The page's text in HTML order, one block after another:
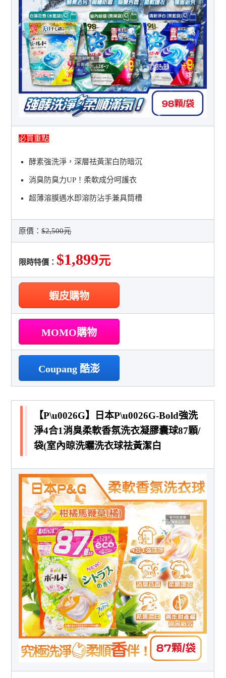
必買重點
酵素強洗淨，深層祛黃潔白防暗沉
消臭防臭力UP！柔軟成分呵護衣
超薄溶膜遇水即溶防沾手兼具筒槽
原價：$2,500元
限時特價： $1,899元
蝦皮購物
MOMO購物
Coupang 酷澎
【P\u0026G】日本P\u0026G-Bold強洗
淨4合1消臭柔軟香氛洗衣凝膠囊球87顆/
袋(室內晾洗曬洗衣球祛黃潔白